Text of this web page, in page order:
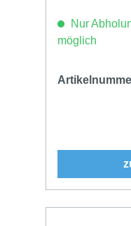
Nur
möglich